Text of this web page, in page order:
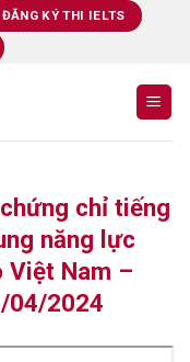
ĐĂNG KÝ THI IELTS
chỉ tiếng
năng lực
Việt Nam –
04/2024